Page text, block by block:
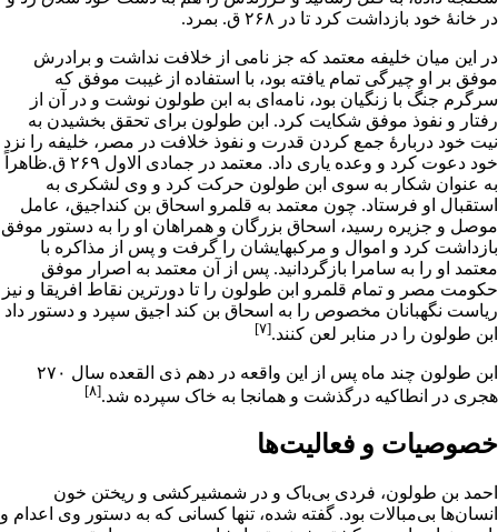
در خانۀ خود بازداشت کرد تا در ۲۶۸ ق. بمرد.
در این میان خلیفه معتمد که جز نامی از خلافت نداشت و برادرش
موفق بر او چیرگی تمام یافته بود، با استفاده از غیبت موفق که
سرگرم جنگ با زنگیان بود، نامه‌ای به ابن طولون نوشت و در آن از
رفتار و نفوذ موفق شکایت کرد. ابن طولون برای تحقق بخشیدن به
نیت خود دربارۀ جمع کردن قدرت و نفوذ خلافت در مصر، خلیفه را نزد
خود دعوت کرد و وعده یاری داد. معتمد در جمادی الاول ۲۶۹ ق.ظاهراً
به عنوان شکار به سوی ابن طولون حرکت کرد و وی لشکری به
استقبال او فرستاد. چون معتمد به قلمرو اسحاق بن کنداجیق، عامل
موصل و جزیره رسید، اسحاق بزرگان و همراهان او را به دستور موفق
بازداشت کرد و اموال و مرکبهایشان را گرفت و پس از مذاکره با
معتمد او را به سامرا بازگردانید. پس از آن معتمد به اصرار موفق
حکومت مصر و تمام قلمرو ابن طولون را تا دورترین نقاط افریقا و نیز
ریاست نگهبانان مخصوص را به اسحاق بن کند اجیق سپرد و دستور داد
ابن طولون را در منابر لعن کنند.[۷]
ابن طولون چند ماه پس از این واقعه در دهم ذی القعده
سال ۲۷۰
هجری در
انطاکیه درگذشت و همانجا به خاک سپرده شد.[۸]
خصوصیات و فعالیت‌ها
احمد بن طولون، فردی بی‌باک و در شمشیرکشی و ریختن خون
انسان‌ها بی‌مبالات بود. گفته شده، تنها کسانی که به دستور وی اعدام و